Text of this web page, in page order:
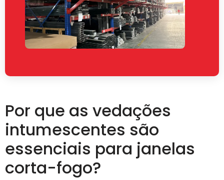
Por que as vedações
intumescentes são
essenciais para janelas
corta-fogo?